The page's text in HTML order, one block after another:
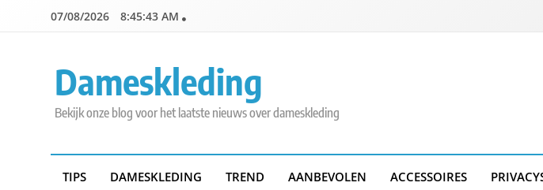
07/08/2026 8:45:43 AM
Dameskleding
Bekijk onze blog voor het laatste nieuws over dameskleding
TIPS DAMESKLEDING TREND AANBEVOLEN ACCESSOIRES